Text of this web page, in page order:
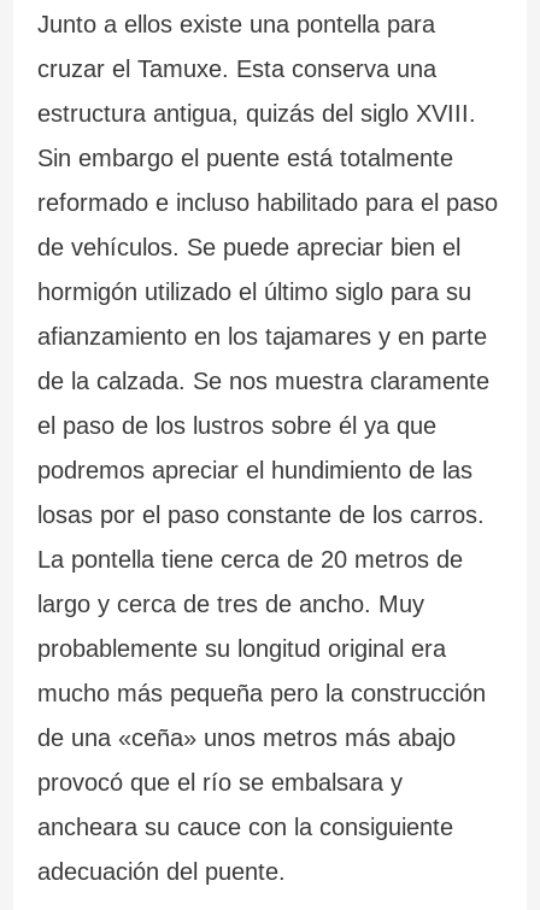
Junto a ellos existe una pontella para
cruzar el Tamuxe. Esta conserva una
estructura antigua, quizás del siglo XVIII.
Sin embargo el puente está totalmente
reformado e incluso habilitado para el paso
de vehículos. Se puede apreciar bien el
hormigón utilizado el último siglo para su
afianzamiento en los tajamares y en parte
de la calzada. Se nos muestra claramente
el paso de los lustros sobre él ya que
podremos apreciar el hundimiento de las
losas por el paso constante de los carros.
La pontella tiene cerca de 20 metros de
largo y cerca de tres de ancho. Muy
probablemente su longitud original era
mucho más pequeña pero la construcción
de una «ceña» unos metros más abajo
provocó que el río se embalsara y
ancheara su cauce con la consiguiente
adecuación del puente.